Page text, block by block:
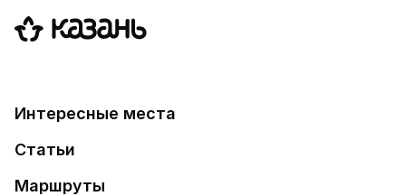
Интересные места
Статьи
Маршруты